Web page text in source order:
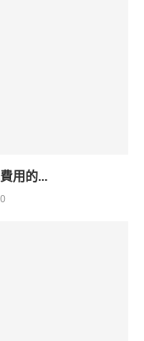
用的...